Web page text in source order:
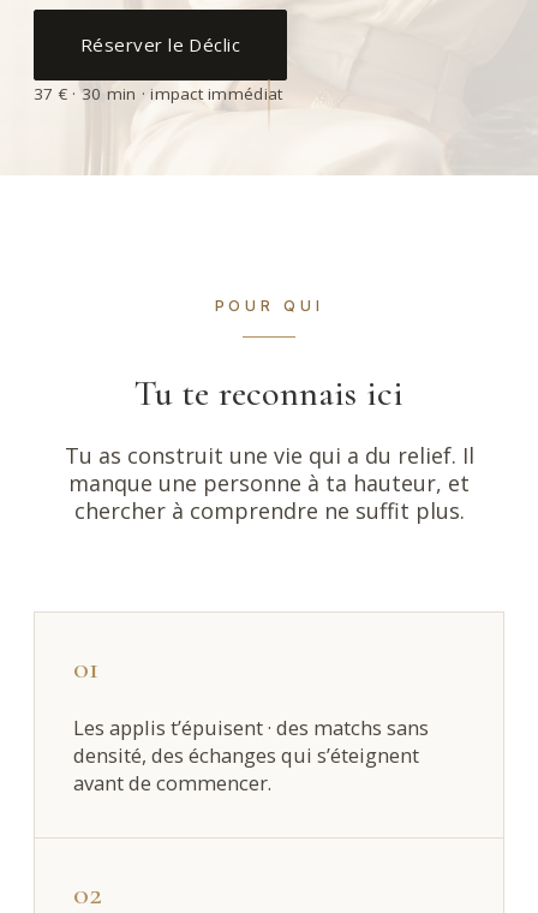
Réserver le Déclic
37 € · 30 min · impact immédiat
POUR QUI
Tu te reconnais ici
Tu as construit une vie qui a du relief. Il
manque une personne à ta hauteur, et
chercher à comprendre ne suffit plus.
01
Les applis t’épuisent · des matchs sans
densité, des échanges qui s’éteignent
avant de commencer.
02